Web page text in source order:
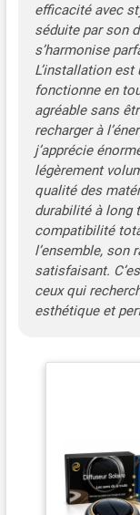
efficacité avec
séduite par son
s’harmonise
L’installation
fonctionne en
agréable sans
recharger à
j’apprécie
légèrement
qualité des
durabilité à long
compatibilité
l’ensemble, son
satisfaisant.
ceux qui
esthétique et